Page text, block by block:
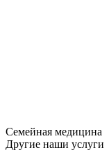
Семейная медицина
Другие наши услуги